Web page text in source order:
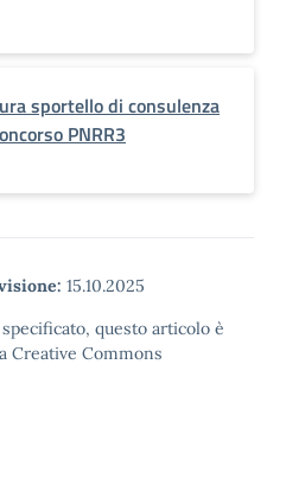
sportello di consulenza
PNRR3
15.10.2025
questo articolo è
Creative Commons